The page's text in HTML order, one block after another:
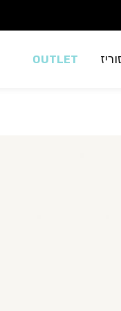
OUTLET